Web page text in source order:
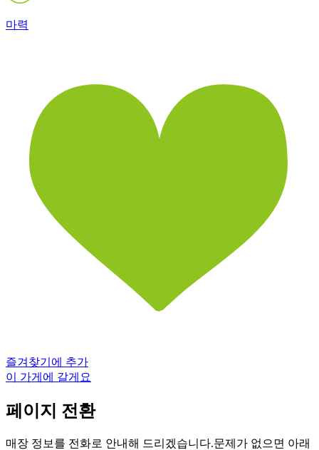
마력
즐겨찾기에 추가
이 가게에 갈게요
페이지 전환
매장 정보를 전화로 안내해 드리겠습니다.문제가 없으면 아래